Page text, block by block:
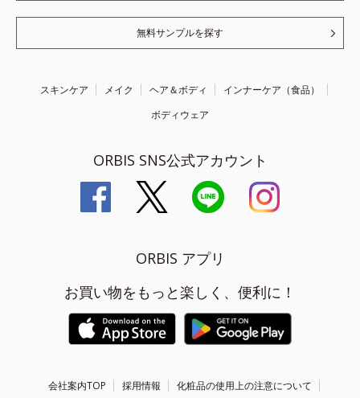
無料サンプルを探す
スキンケア メイク ヘア＆ボディ
インナーケア（食品）
ボディウェア
ORBIS SNS公式アカウント
ORBIS アプリ
お買い物をもっと楽しく、便利に！
会社案内TOP 採用情報 化粧品の使用上の注意について